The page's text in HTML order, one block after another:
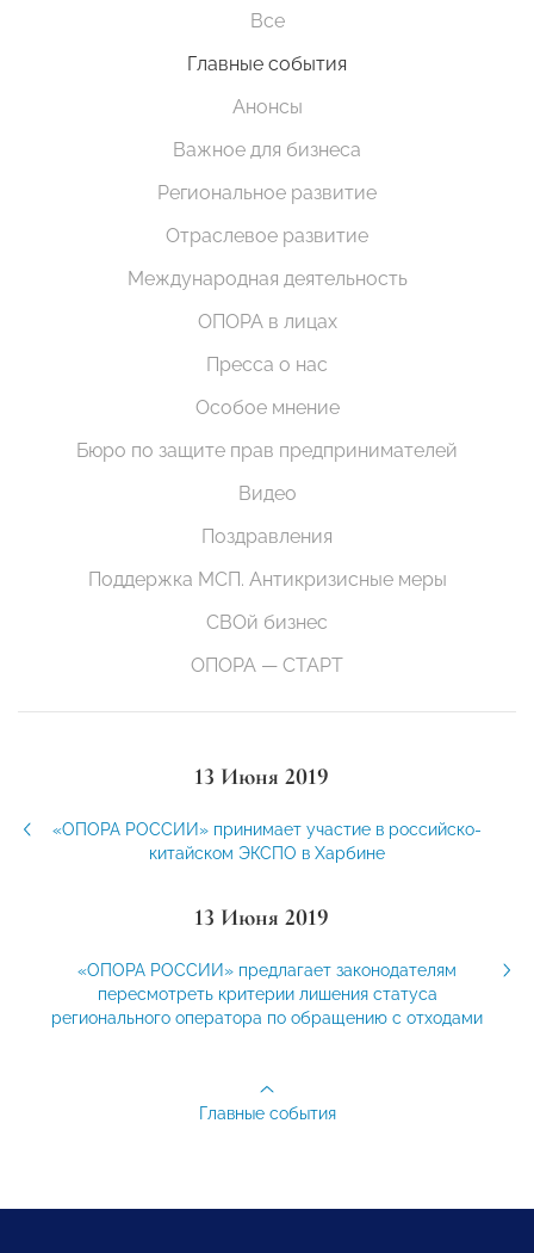
Все
Главные события
Анонсы
Важное для бизнеса
Региональное развитие
Отраслевое развитие
Международная деятельность
ОПОРА в лицах
Пресса о нас
Особое мнение
Бюро по защите прав предпринимателей
Видео
Поздравления
Поддержка МСП. Антикризисные меры
СВОй бизнес
ОПОРА — СТАРТ
13 Июня 2019
«ОПОРА РОССИИ» принимает участие в российско-
китайском ЭКСПО в Харбине
13 Июня 2019
«ОПОРА РОССИИ» предлагает законодателям
пересмотреть критерии лишения статуса
регионального оператора по обращению с отходами
Главные события